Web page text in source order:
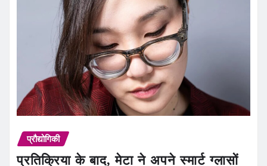
प्रौद्योगिकी
प्रतिक्रिया के बाद, मेटा ने अपने स्मार्ट ग्लासों